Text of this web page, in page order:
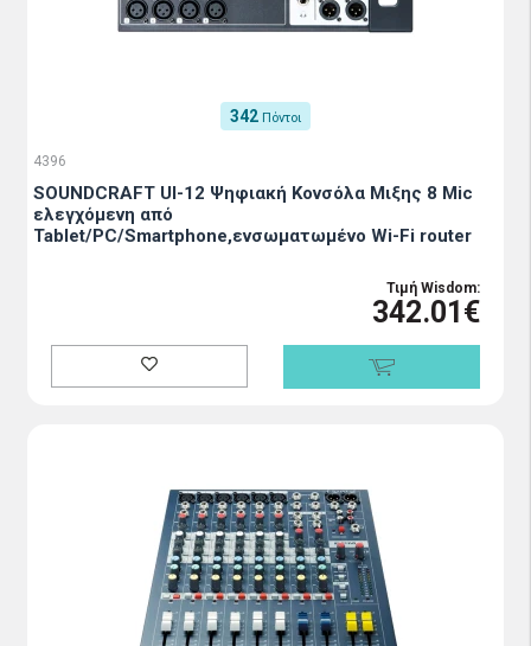
342 Πόντοι
4396
SOUNDCRAFT UI-12 Ψηφιακή Κονσόλα Μιξης 8 Mic
ελεγχόμενη από
Tablet/PC/Smartphone,ενσωματωμένο Wi-Fi router
Τιμή Wisdom:
342.01€